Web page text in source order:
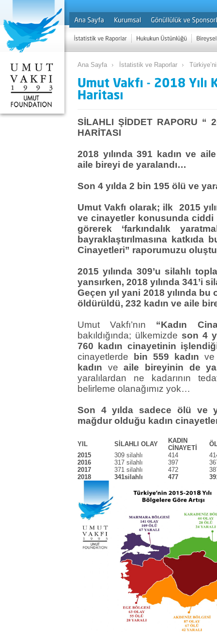
Ana Sayfa İstatistik ve Raporlar
SİLAHLI ŞİDDET RAPORU “
HARİTASI
2018 yılında 391 kadın ve
aile bireyi de yaralandı…
Son 4 yılda 2 bin 195 ölü ve
Umut Vakfı olarak; ilk 2015
ve cinayetler konusunda ciddi
görerek ‘farkındalık
bayraklaştırılmasına katkıda
Cinayetleri” raporumuzu
2015 yılında 309’u silahlı
yansırken, 2018 yılında 341’i
Geçen yıl yani 2018 yılında
öldürüldü, 232 kadın ve aile
Umut Vakfı’nın “Kadın
bakıldığında; ülkemizde son 4
760 kadın cinayetinin
cinayetlerde
bin 559 kadın
kadın veaile bireyinin de
yaralılardan ne kadarının
belirleme olanağımız yok…
Son 4 yılda sadece ölü ve
mağdur olduğu kadın
YIL SİLAHLI OLAY
KADIN
CİNAYETİ
2015
309 silahlı 414
2016
317 silahlı 397
2017
371 silahlı 472
2018
341silahlı 477